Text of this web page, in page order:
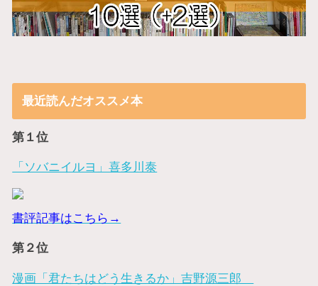
最近読んだオススメ本
第１位
「ソバニイルヨ」喜多川泰
書評記事はこちら→
第２位
漫画「君たちはどう生きるか」吉野源三郎